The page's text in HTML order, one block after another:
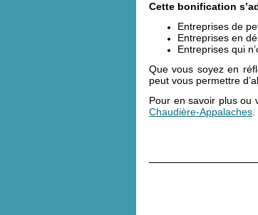
Cette bonification
Entreprises de
Entreprises en
Entreprises qui
Que vous soyez en
peut vous permettre
Pour en savoir plus ou
Chaudière-Appalaches